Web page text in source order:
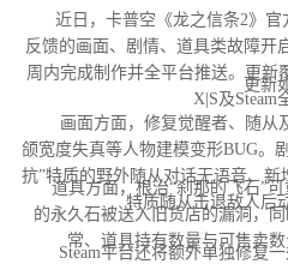
近日，卡普空《龙之信条2》官
反馈的画面、剧情、道具类故障开
周内完成制作并全平台推送。更新
X|S及Steam
更新如
画面方面，修复觉醒者、随从
颌宽度失真等人物建模变形BUG。
抗”特质的野外随从对话无语音、
特质随从击退敌人后
道具方面，根治“刹那的飞石”可
的永久石被送入旧货店的漏洞，
常、道具持有数量与可售卖
Steam平台还将额外单独修复一